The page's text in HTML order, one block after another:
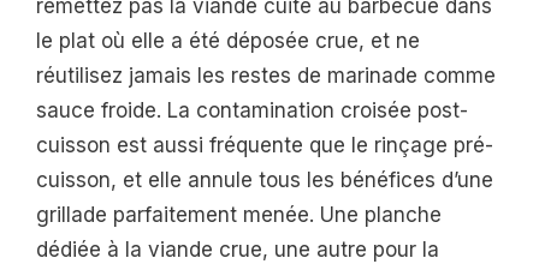
remettez pas la viande cuite au barbecue dans
le plat où elle a été déposée crue, et ne
réutilisez jamais les restes de marinade comme
sauce froide. La contamination croisée post-
cuisson est aussi fréquente que le rinçage pré-
cuisson, et elle annule tous les bénéfices d’une
grillade parfaitement menée. Une planche
dédiée à la viande crue, une autre pour la